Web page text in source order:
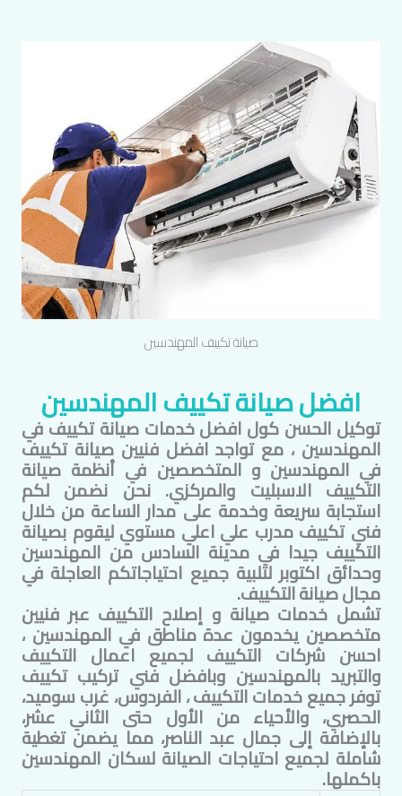
صيانة تكييفالمهندسين
افضل صيانة تكييفالمهندسين
توكيل الحسن كول افضل خدمات صيانة تكييف في
المهندسين ، مع تواجد افضل فنيين صيانة تكييف
فيالمهندسينو المتخصصين في أنظمة صيانة
التكييف الاسبليت والمركزي. نحن نضمن لكم
استجابة سريعة وخدمة على مدار الساعة من خلال
فني تكييف مدرب علي اعلي مستوي ليقوم بصيانة
التكييف جيدا في مدينة السادس منالمهندسين
وحدائق اكتوبر لتلبية جميع احتياجاتكم العاجلة في
مجال صيانة التكييف.
تشمل خدمات صيانة و إصلاح التكييف عبر فنيين
متخصصين يخدمون عدة مناطق فيالمهندسين،
احسن شركات التكييف لجميع اعمال التكييف
والتبريد بالمهندسينوبافضل فني تركيب تكييف
توفر جميع خدمات التكييف ، الفردوس، غرب سوميد،
الحصري، والأحياء من الأول حتى الثاني عشر،
بالإضافة إلى جمال عبد الناصر، مما يضمن تغطية
شاملة لجميع احتياجات الصيانة لسكان المهندسين
باكملها.